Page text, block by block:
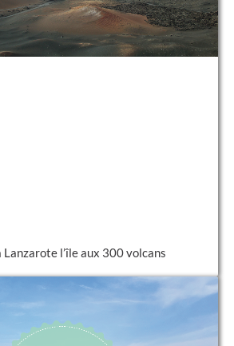
Lanzarote l’île aux 300 volcans